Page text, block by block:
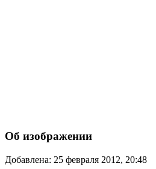
Об изображении
Добавлена: 25 февраля 2012, 20:48